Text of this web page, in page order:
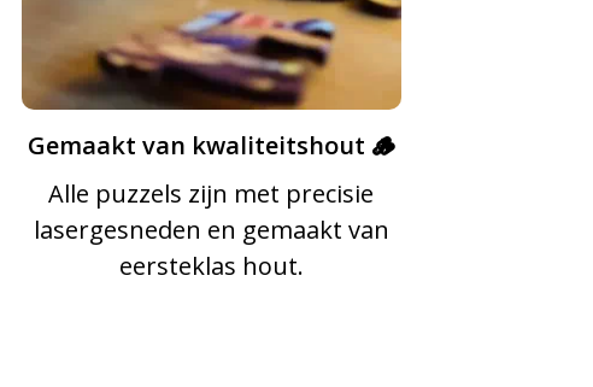
Gemaakt van kwaliteitshout 🪵
Alle puzzels zijn met precisie
lasergesneden en gemaakt van
eersteklas hout.